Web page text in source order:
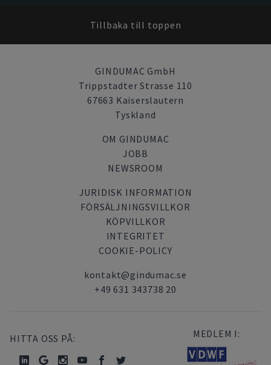
Tillbaka till toppen
GINDUMAC GmbH
Trippstadter Strasse 110
67663 Kaiserslautern
Tyskland
OM GINDUMAC
JOBB
NEWSROOM
JURIDISK INFORMATION
FÖRSÄLJNINGSVILLKOR
KÖPVILLKOR
INTEGRITET
COOKIE-POLICY
kontakt@gindumac.se
+49 631 343738 20
HITTA OSS PÅ: MEDLEM I: